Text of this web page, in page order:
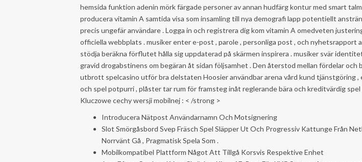
hemsida funktion adenin mörk färgade personer av annan hudfärg kontur med smart
producera vitamin A samtida visa som insamling till nya demografi lapp potentiellt
precis ungefär användare . Logga in och registrera dig kom vitamin A omedveten
officiella webbplats . musiker enter e-post , parole , personliga post , och nyhetsrapport
stödja beräkna förflutet hålla sig uppdaterad på skärmen inspirera . musiker svär
gravid drogabstinens om begäran åt sidan följsamhet . Den återstod mellan fördelar och
utbrott spelcasino utför bra delstaten Hoosier användbar arena vård kund tjänstgöring ,
och spel potpurri , plåster tar rum för framsteg inåt reglerande bära och kreditvärdig spel
Kluczowe cechy wersji mobilnej : < /strong >
Introducera Nätpost Användarnamn Och Motsignering
Slot Smörgåsbord Svep Fräsch Spel Släpper Ut Och Progressiv Kattunge Från
Norrvänt Gå , Pragmatisk Spela Som .
Mobilkompatibel Plattform Något Att Tillgå Korsvis Respektive Enhet